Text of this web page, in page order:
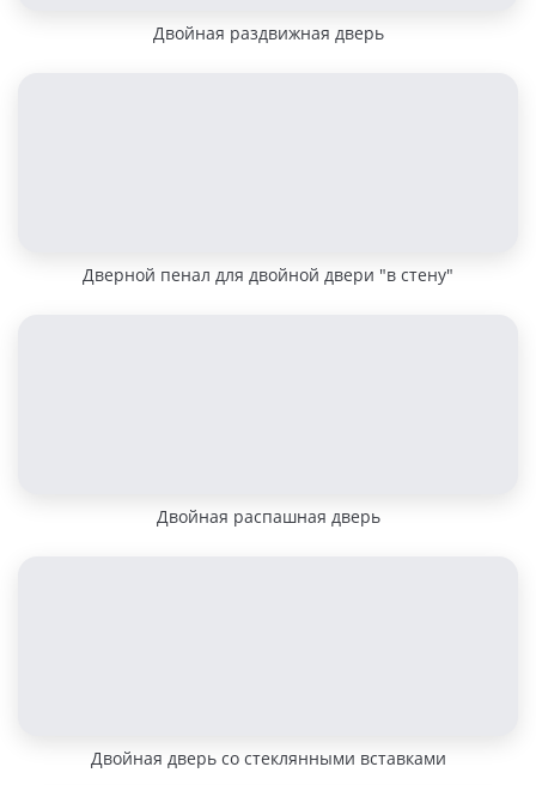
Двойная раздвижная дверь
Дверной пенал для двойной двери "в стену"
Двойная распашная дверь
Двойная дверь со стеклянными вставками